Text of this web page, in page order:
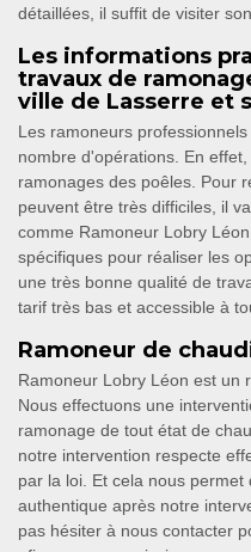
détaillées, il suffit de visiter
Les informations
travaux de
ville de Lasserre et
Les ramoneurs
nombre d'opérations. En
ramonages des poêles. Pour
peuvent être très difficiles, il
comme Ramoneur Lobry
spécifiques pour réaliser les
une très bonne qualité de
tarif très bas et accessible à
Ramoneur de
Ramoneur Lobry Léon est un
Nous effectuons une
ramonage de tout état de
notre intervention respecte
par la loi. Et cela nous
authentique après notre
pas hésiter à nous contacter